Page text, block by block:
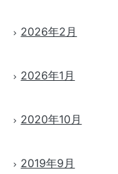
2026年2月
2026年1月
2020年10月
2019年9月